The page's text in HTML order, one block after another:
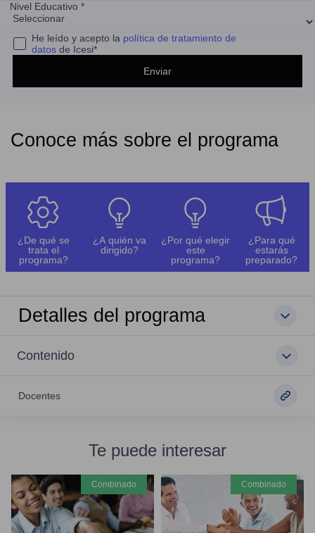
Nivel Educativo *
He leído y acepto la política de tratamiento de
datosde Icesi*
Conoce más sobre el programa
¿De qué se
trata el
programa?
¿A quién va
dirigido?
¿Por qué elegir
este
programa?
¿Para qué
estarás
preparado?
Detalles del programa
Contenido
Docentes
Te puede interesar
combinado combinado